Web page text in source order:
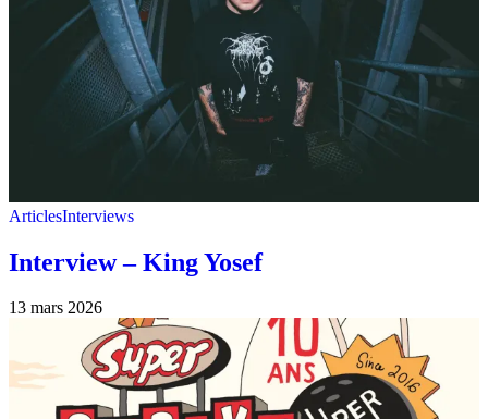
ArticlesInterviews
Interview – King Yosef
13 mars 2026